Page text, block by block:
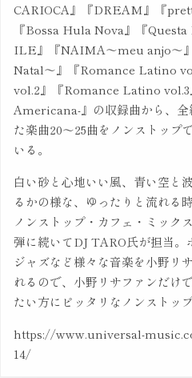
CARIOCA』『DREAM』『
『Bossa Hula Nova』『
ILE』『NAIMA～meu anjo～
Natal～』『Romance Latino
vol.2』『Romance Latino vol.3
Americana-』の収録曲から、全
た楽曲20～25曲をノンストップ
いる。
白い砂と心地いい風、青い空と
るかの様な、ゆったりと流れる
ノンストップ・カフェ・ミック
弾に続いてDJ TARO氏が担当。
ジャズなど様々な音楽を小野リ
れるので、小野リサファンだけ
たい方にピッタリなノンストッ
https://www.universal-
14/